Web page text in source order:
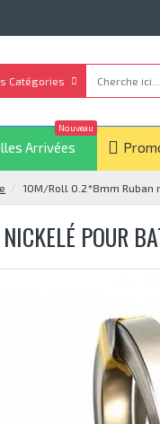
Catégories
Arrivées
Nouveau
10M/Roll 0.2*8mm Ruban
POUR